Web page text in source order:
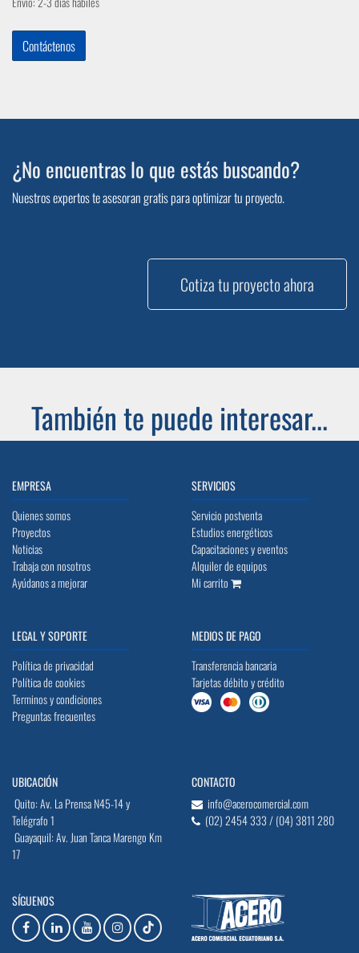
Contáctenos
¿No encuentras lo que estás buscando?
Nuestros expertos te asesoran gratis para optimizar tu proyecto.
Cotiza tu proyecto ahora
También te puede interesar...
EMPRESA
Quienes somos
Proyectos
Noticias
Trabaja con nosotros
Ayúdanos a mejorar
SERVICIOS
Servicio postventa
Estudios energéticos
Capacitaciones y eventos
Alquiler de equipos
Mi carrito
LEGAL Y SOPORTE
Política de privacidad
Política de cookies
Terminos y condiciones
Preguntas frecuentes
MEDIOS DE PAGO
Transferencia bancaria
Tarjetas débito y crédito
UBICACIÓN
Quito: Av. La Prensa N45-14 y
Telégrafo 1
Guayaquil: Av. Juan Tanca Marengo Km
17
CONTACTO
info@acerocomercial.com
(02) 2454 333 / (04) 3811 280
SÍGUENOS